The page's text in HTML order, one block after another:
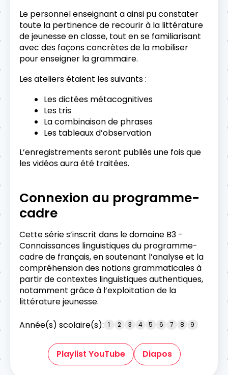
Le personnel enseignant a ainsi pu constater
toute la pertinence de recourir à la littérature
de jeunesse en classe, tout en se familiarisant
avec des façons concrètes de la mobiliser
pour enseigner la grammaire.
Les ateliers étaient les suivants :
Les dictées métacognitives
Les tris
La combinaison de phrases
Les tableaux d’observation
L’enregistrements seront publiés une fois que
les vidéos aura été traitées.
Connexion au programme-
cadre
Cette série s’inscrit dans le domaine B3 -
Connaissances linguistiques du programme-
cadre de français, en soutenant l’analyse et la
compréhension des notions grammaticales à
partir de contextes linguistiques authentiques,
notamment grâce à l’exploitation de la
littérature jeunesse.
Année(s) scolaire(s): 1 2 3 4 5 6 7 8 9
Playlist YouTube Diapos